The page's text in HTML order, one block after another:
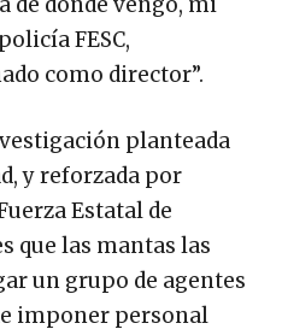
FESC,
como director”.
planteada
y reforzada por
Estatal de
que las mantas las
un grupo de agentes
imponer personal